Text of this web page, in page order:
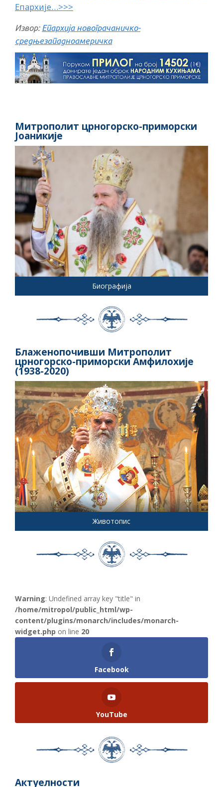
Епархије…>>>
Извор: Епархија новограчаничко-
средњезападноамеричка
Митрополит црногорско-приморски
Јоаникије
Биографија
Блаженопочивши Митрополит
црногорско-приморски Амфилохије
(1938-2020)
Животопис
Warning: Undefined array key "title" in
/home/mitropol/public_html/wp-
content/plugins/monarch/includes/monarch-
widget.php on line 20
Facebook
YouTube
Актуелности